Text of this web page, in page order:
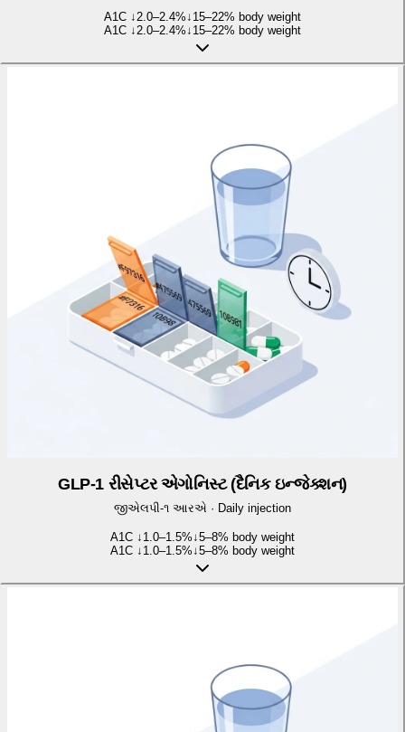
A1C ↓ 2.0–2.4%↓ 15–22% body weight
A1C ↓ 2.0–2.4%↓ 15–22% body weight
GLP-1 રીસેપ્ટર એગોનિસ્ટ (દૈનિક ઇન્જેક્શન)
જીએલપી-૧ આરએ · Daily injection
A1C ↓ 1.0–1.5%↓5–8% body weight
A1C ↓ 1.0–1.5%↓5–8% body weight